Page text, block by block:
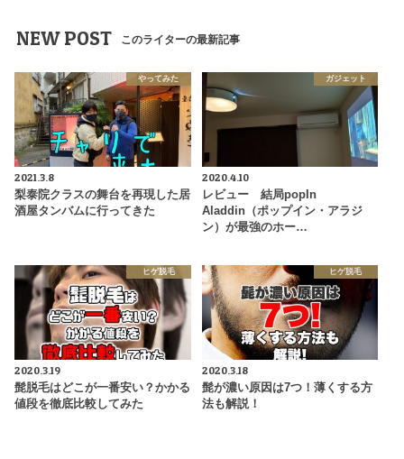
NEW POST このライターの最新記事
やってみた
2021.3.8
梨泰院クラスの舞台を再現した居
酒屋タンバムに行ってきた
ガジェット
2020.4.10
レビュー 結局popIn
Aladdin（ポップイン・アラジ
ン）が最強のホー…
ヒゲ脱毛
2020.3.19
髭脱毛はどこが一番安い？かかる
値段を徹底比較してみた
ヒゲ脱毛
2020.3.18
髭が濃い原因は7つ！薄くする方
法も解説！